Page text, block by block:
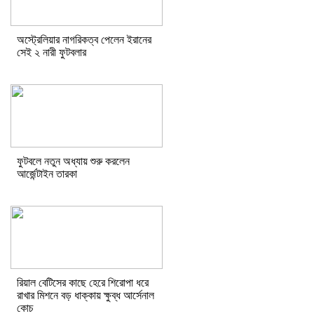
অস্ট্রেলিয়ার নাগরিকত্ব পেলেন ইরানের
সেই ২ নারী ফুটবলার
ফুটবলে নতুন অধ্যায় শুরু করলেন
আর্জেন্টাইন তারকা
রিয়াল বেটিসের কাছে হেরে শিরোপা ধরে
রাখার মিশনে বড় ধাক্কায় ক্ষুব্ধ আর্সেনাল
কোচ